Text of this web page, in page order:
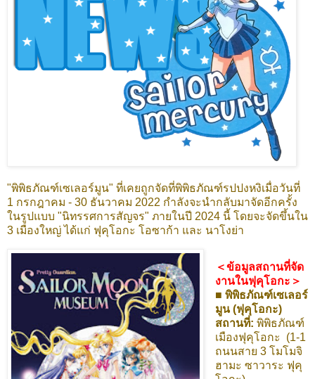
"พิพิธภัณฑ์เซเลอร์มูน" ที่เคยถูกจัดที่พิพิธภัณฑ์รปปงหงิเมื่อวันที่
1 กรกฎาคม - 30 ธันวาคม 2022 กำลังจะนำกลับมาจัดอีกครั้ง
ในรูปแบบ "นิทรรศการสัญจร" ภายในปี 2024 นี้ โดยจะจัดขึ้นใน
3 เมืองใหญ่ ได้แก่ ฟุคุโอกะ โอซาก้า และ นาโงย่า
＜ข้อมูลสถานที่จัด
งานในฟุคุโอกะ＞
■ พิพิธภัณฑ์เซเลอร์
มูน (ฟุคุโอกะ)
สถานที่: พิพิธภัณฑ์
เมืองฟุคุโอกะ (1-1
ถนนสาย 3 โมโมจิ
ฮามะ ซาวาระ ฟุคุ